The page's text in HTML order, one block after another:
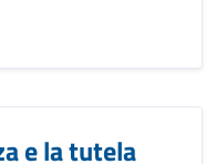
e la tutela